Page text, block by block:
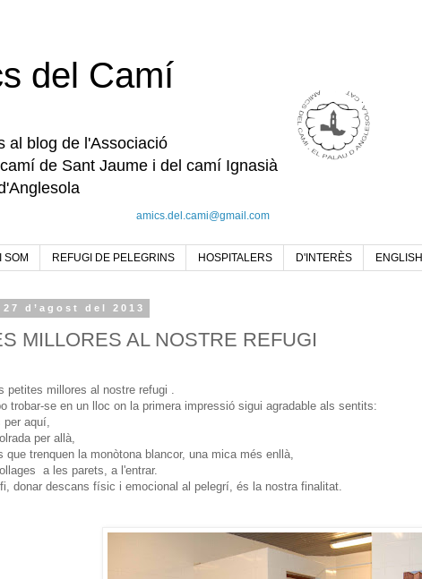
del Camí
al blog de l'Associació
de Sant Jaume i del camí Ignasià
amics.del.cami@gmail.com
SOM REFUGI DE PELEGRINS HOSPITALERS D'INTERÈS ENGLISH
d’agost del 2013
MILLORES AL NOSTRE REFUGI
petites millores al nostre refugi .
trobar-se en un lloc on la primera impressió sigui agradable als sentits:
per aquí,
per allà,
que trenquen la monòtona blancor, una mica més enllà,
a les parets, a l'entrar.
donar descans físic i emocional al pelegrí, és la nostra finalitat.